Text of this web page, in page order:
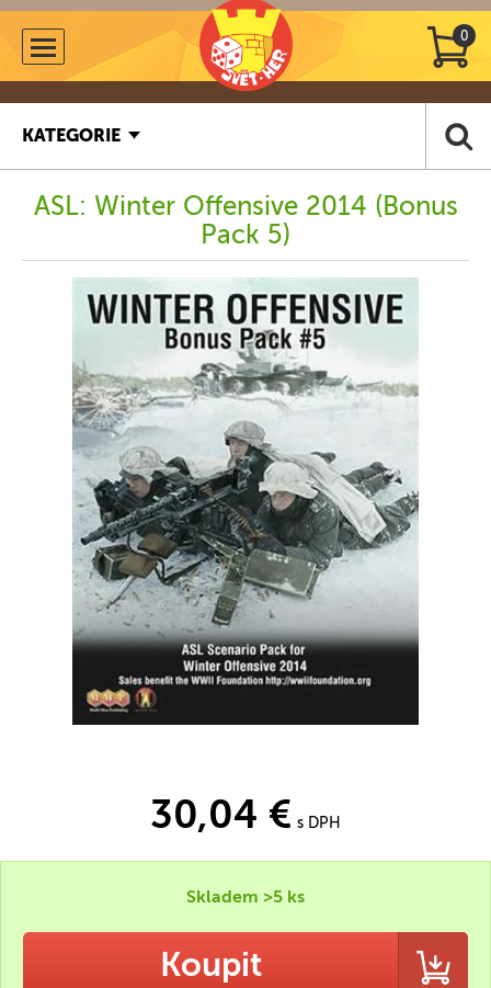
0
KATEGORIE
ASL: Winter Offensive 2014 (Bonus
Pack 5)
30,04 € s DPH
Skladem >5 ks
Koupit